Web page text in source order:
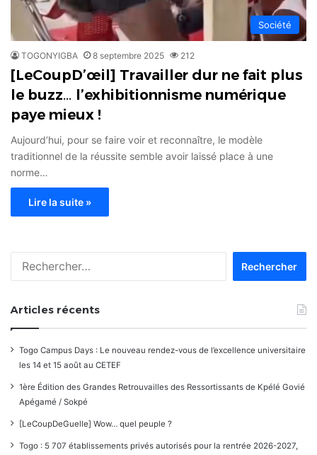
Société
TOGONYIGBA 8 septembre 2025 212
[LeCoupD’œil] Travailler dur ne fait plus
le buzz… l’exhibitionnisme numérique
paye mieux !
Aujourd’hui, pour se faire voir et reconnaître, le modèle
traditionnel de la réussite semble avoir laissé place à une
norme…
Lire la suite »
Articles récents
Togo Campus Days : Le nouveau rendez-vous de l’excellence universitaire
les 14 et 15 août au CETEF
1ère Édition des Grandes Retrouvailles des Ressortissants de Kpélé Govié
Apégamé / Sokpé
[LeCoupDeGuelle] Wow… quel peuple ?
Togo : 5 707 établissements privés autorisés pour la rentrée 2026-2027,